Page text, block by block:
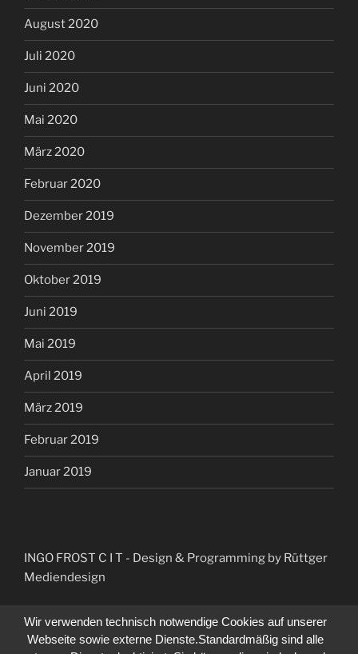
August 2020
Juli 2020
Juni 2020
Mai 2020
März 2020
Februar 2020
Dezember 2019
November 2019
Oktober 2019
Juni 2019
Mai 2019
April 2019
März 2019
Februar 2019
Januar 2019
INGO FROST C I T - Design & Programming by Rüttger
Mediendesign
Wir verwenden technisch notwendige Cookies auf unserer
Webseite sowie externe Dienste.Standardmäßig sind alle